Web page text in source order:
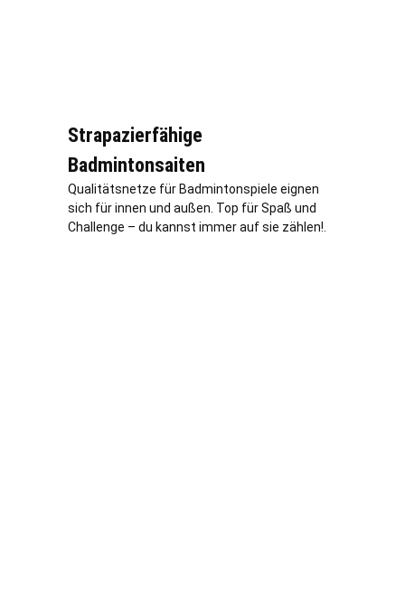
Strapazierfähige
Badmintonsaiten
Qualitätsnetze für Badmintonspiele eignen
sich für innen und außen. Top für Spaß und
Challenge – du kannst immer auf sie zählen!.